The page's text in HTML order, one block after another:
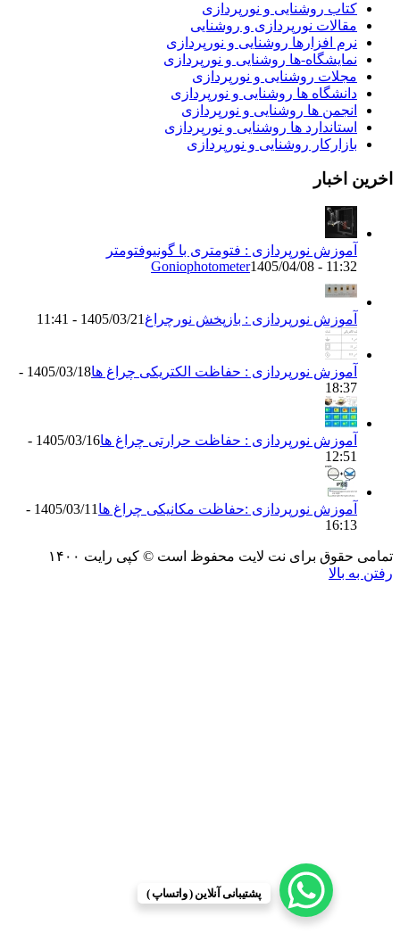
روشنایی و نورپردازی
نورپردازی و روشنایی
افزارها روشنایی و نورپردازی
ها روشنایی و نورپردازی
روشنایی و نورپردازی
ها روشنایی و نورپردازی
ها روشنایی و نورپردازی
ها روشنایی و نورپردازی
روشنایی و نورپردازی
نورپردازی : فتومتری با گونیوفتومتر
Goniophotometer1405/04/08 -
نورپردازی : بازپخش نورچراغ 1405/03/21 - 11:41
نورپردازی : حفاظت الکتریکی چراغ ها
1405/03/18 -
نورپردازی : حفاظت حرارتی چراغ ها
1405/03/16 -
نورپردازی :حفاظت مکانیکی چراغ ها
1405/03/11 -
برای نت لایت محفوظ است © کپی رایت ۱۴۰۰
پشتیبانی آنلاین ( واتساپ )